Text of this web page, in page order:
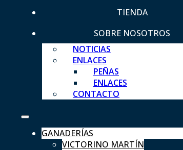
TIENDA
SOBRE NOSOTROS
NOTICIAS
ENLACES
PEÑAS
ENLACES
CONTACTO
GANADERÍAS
VICTORINO MARTÍN